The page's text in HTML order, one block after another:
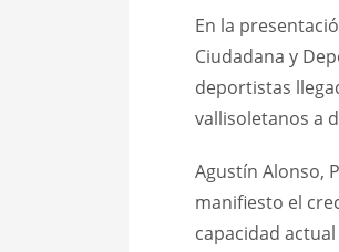
En la
Ciudadana y
deportistas
vallisoletanos a
Agustín Alonso,
manifiesto el
capacidad